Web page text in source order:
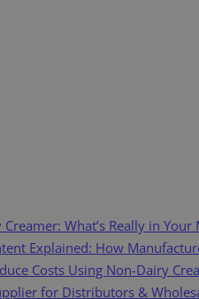
What’s Really in Your
Explained: How
Costs Using Non-Dairy
for Distributors &